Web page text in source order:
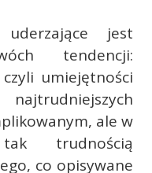
jest
tendencji:
umiejętności
ale w
trudnością
co opisywane